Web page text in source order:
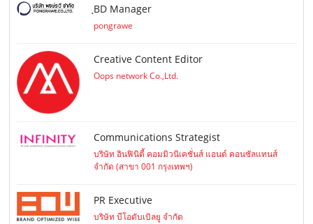
ฺBD Manager
pongrawe
Creative Content Editor
Oops network Co.,Ltd.
Communications Strategist
บริษัท อินฟินิตี้ คอมมิวนิเคชั่นส์ แอนด์ คอนซัลแทนส์
จำกัด (สาขา 001 กรุงเทพฯ)
PR Executive
บริษัท บีโอดับเบิลยู จำกัด